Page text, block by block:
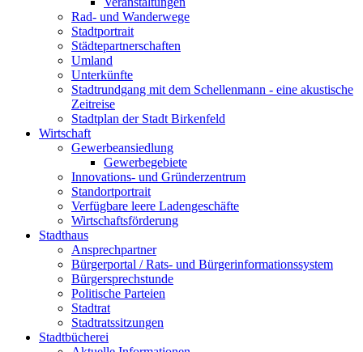
Rad- und Wanderwege
Stadtportrait
Städtepartnerschaften
Umland
Unterkünfte
Stadtrundgang mit dem Schellenmann - eine akustische
Zeitreise
Stadtplan der Stadt Birkenfeld
Wirtschaft
Gewerbeansiedlung
Gewerbegebiete
Innovations- und Gründerzentrum
Standortportrait
Verfügbare leere Ladengeschäfte
Wirtschaftsförderung
Stadthaus
Ansprechpartner
Bürgerportal / Rats- und Bürgerinformationssystem
Bürgersprechstunde
Politische Parteien
Stadtrat
Stadtratssitzungen
Stadtbücherei